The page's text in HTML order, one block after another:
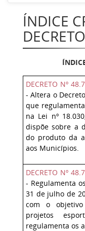
ÍNDICE
DECRETO Nº
- Altera o
que
na Lei nº
dispõe sobre a
do produto da
aos Municípios.
DECRETO Nº
- Regulamenta
31 de julho de
com o
projetos
regulamenta os